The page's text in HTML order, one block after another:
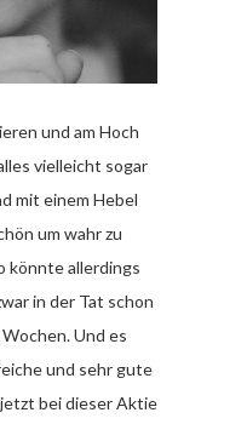
und am Hoch
vielleicht sogar
mit einem Hebel
um wahr zu
könnte allerdings
in der Tat schon
Und es
und sehr gute
bei dieser Aktie